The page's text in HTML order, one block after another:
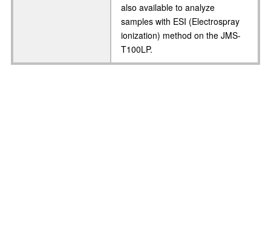
also available to analyze
samples with ESI (Electrospray
ionization) method on the JMS-
T100LP.